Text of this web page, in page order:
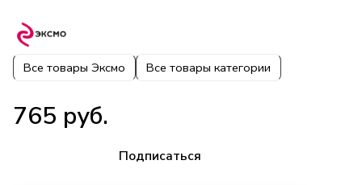
Все товары Эксмо Все товары категории
765 руб.
Подписаться